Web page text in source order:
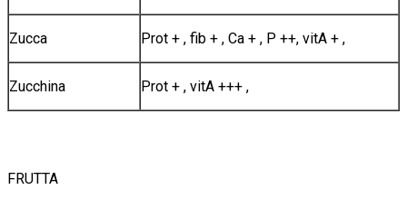
Zucca Prot + , fib + , Ca + , P ++, vitA + ,
Zucchina Prot + , vitA +++ ,
FRUTTA